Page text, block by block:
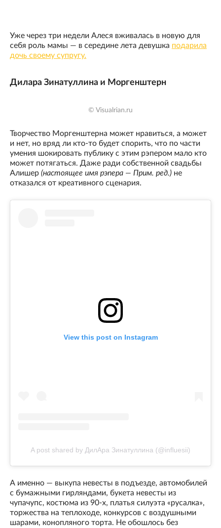
Уже через три недели Алеся вживалась в новую для
себя роль мамы — в середине лета девушка подарила
дочь своему супругу.
Дилара Зинатуллина и Моргенштерн
© Visualrian.ru
Творчество Моргенштерна может нравиться, а может
и нет, но вряд ли кто-то будет спорить, что по части
умения шокировать публику с этим рэпером мало кто
может потягаться. Даже ради собственной свадьбы
Алишер (настоящее имя рэпера — Прим. ред.) не
отказался от креативного сценария.
View this post on Instagram
A post shared by ДилАра Зинатуллина (@influesii)
А именно — выкупа невесты в подъезде, автомобилей
с бумажными гирляндами, букета невесты из
чупачупс, костюма из 90-х, платья силуэта «русалка»,
торжества на теплоходе, конкурсов с воздушными
шарами, конопляного торта. Не обошлось без